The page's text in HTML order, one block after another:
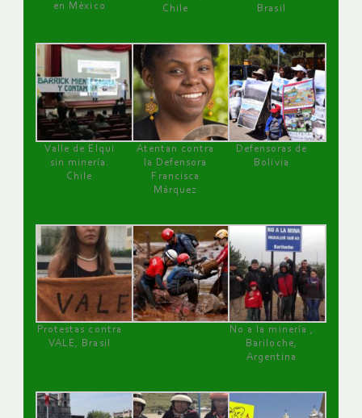
en México
Chile
Brasil
Valle de Elqui
sin minería.
Chile
Atentan contra
la Defensora
Francisca
Márquez
Defensoras de
Bolivia
Protestas contra
VALE, Brasil
No a la minería ,
Bariloche,
Argentina